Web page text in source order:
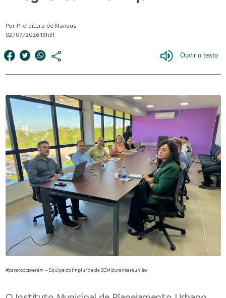
Por Prefeitura de Manaus
02/07/2026 19h31
#paratodosverem – Equipe do Implurb e da CGM durante reunião